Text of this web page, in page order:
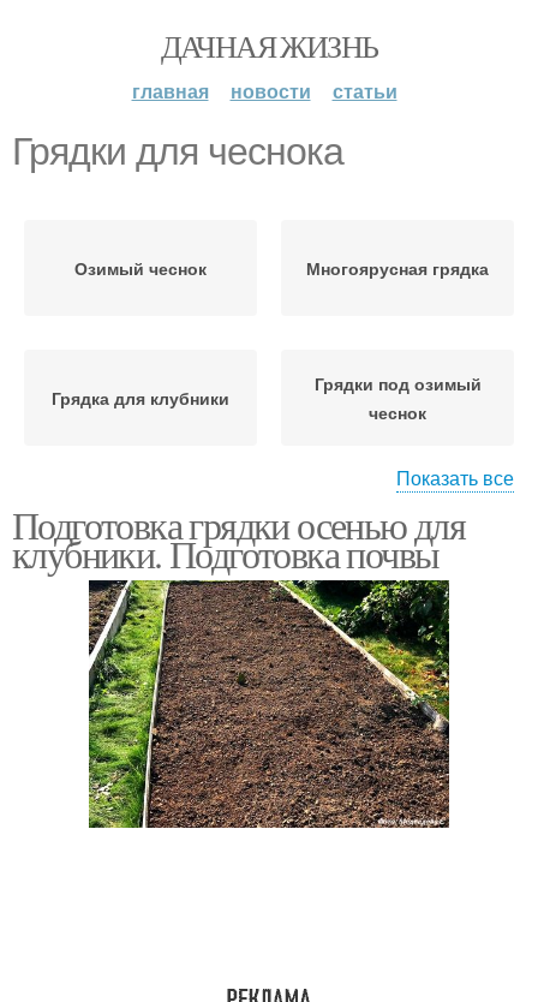
ДАЧНАЯ ЖИЗНЬ
главная новости статьи
Грядки для чеснока
Озимый чеснок Многоярусная грядка
Грядка для клубники
Грядки под озимый
чеснок
Чеснок под зиму Чеснок на глубину
Места для грядки Почва для чеснока
Грядки под клубнику Почвы для грядки
Показать все
Подготовка грядки осенью для
клубники. Подготовка почвы